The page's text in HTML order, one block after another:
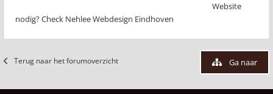
Website
nodig? Check Nehlee Webdesign Eindhoven
Terug naar het forumoverzicht Ga naar